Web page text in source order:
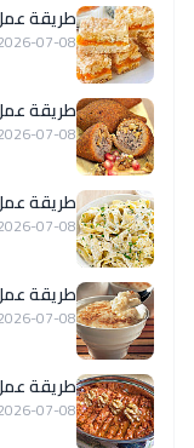
طريقة
07-08
طريقة
07-08
طريقة
07-08
طريقة عمل
07-08
طريقة عمل
07-08